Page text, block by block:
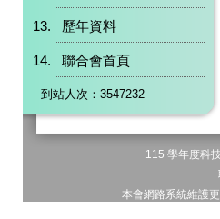
歷年資料
聯合會首頁
到站人次：3547232
115 學年度科
本會網路系統維護